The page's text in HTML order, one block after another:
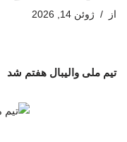
از ژوئن 14, 2026
تیم ملی والیبال هفتم شد